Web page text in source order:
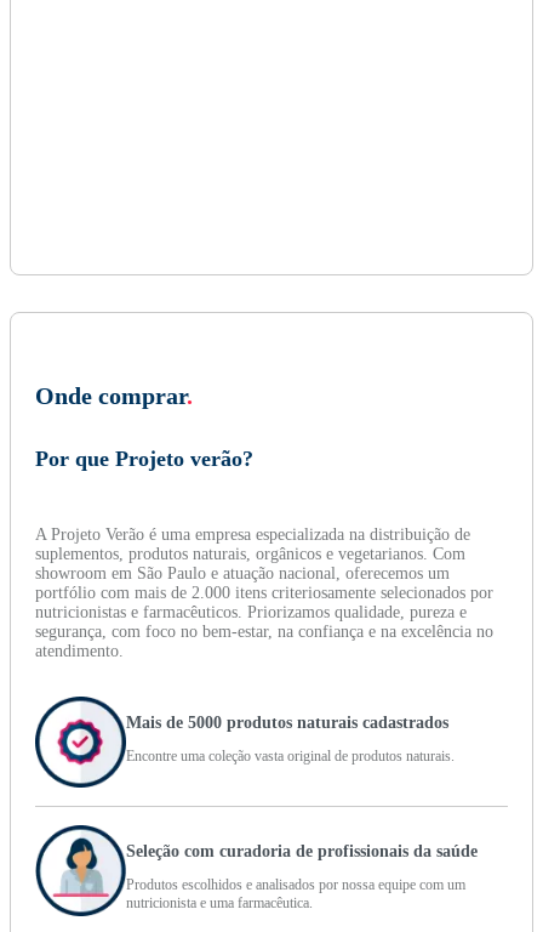
Onde comprar.
Por que Projeto verão?
A Projeto Verão é uma empresa especializada na distribuição de
suplementos, produtos naturais, orgânicos e vegetarianos. Com
showroom em São Paulo e atuação nacional, oferecemos um
portfólio com mais de 2.000 itens criteriosamente selecionados por
nutricionistas e farmacêuticos. Priorizamos qualidade, pureza e
segurança, com foco no bem-estar, na confiança e na excelência no
atendimento.
Mais de 5000 produtos naturais cadastrados
Encontre uma coleção vasta original de produtos naturais.
Seleção com curadoria de profissionais da saúde
Produtos escolhidos e analisados por nossa equipe com um
nutricionista e uma farmacêutica.